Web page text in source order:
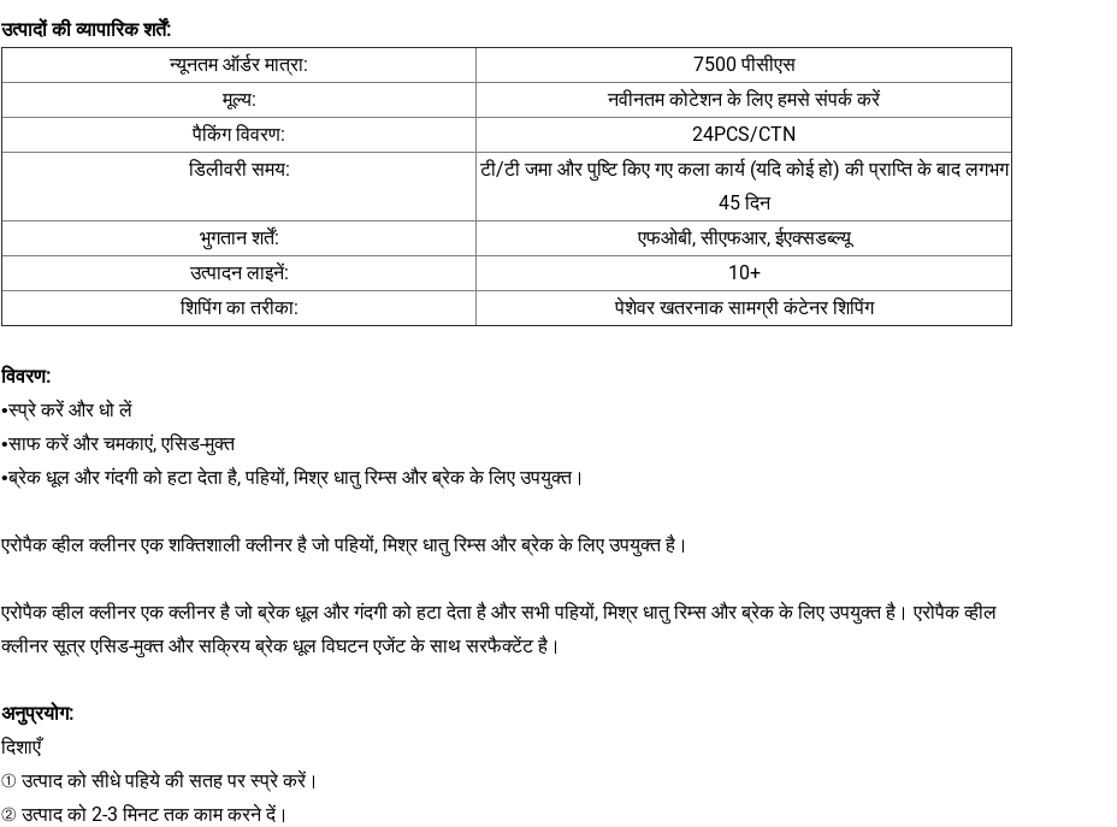
उत्पादों की व्यापारिक शर्तें:
न्यूनतम ऑर्डर मात्रा:
7500 पीसीएस
मूल्य:
नवीनतम कोटेशन के लिए हमसे संपर्क करें
पैकिंग विवरण:
24PCS/CTN
डिलीवरी समय:
टी/टी जमा और पुष्टि किए गए कला कार्य (यदि कोई हो) की प्राप्ति के बाद लगभग
45 दिन
भुगतान शर्तें:
एफओबी, सीएफआर, ईएक्सडब्ल्यू
उत्पादन लाइनें:
10+
शिपिंग का तरीका:
पेशेवर खतरनाक सामग्री कंटेनर शिपिंग
विवरण:
•स्प्रे करें और धो लें
•साफ करें और चमकाएं, एसिड-मुक्त
•ब्रेक धूल और गंदगी को हटा देता है, पहियों, मिश्र धातु रिम्स और ब्रेक के लिए उपयुक्त।
एरोपैक व्हील क्लीनर एक शक्तिशाली क्लीनर है जो पहियों, मिश्र धातु रिम्स और ब्रेक के लिए उपयुक्त है।
एरोपैक व्हील क्लीनर एक क्लीनर है जो ब्रेक धूल और गंदगी को हटा देता है और सभी पहियों, मिश्र धातु रिम्स और ब्रेक के लिए उपयुक्त है। एरोपैक व्हील
क्लीनर सूत्र एसिड-मुक्त और सक्रिय ब्रेक धूल विघटन एजेंट के साथ सरफैक्टेंट है।
अनुप्रयोग:
दिशाएँ
① उत्पाद को सीधे पहिये की सतह पर स्प्रे करें।
② उत्पाद को 2-3 मिनट तक काम करने दें।